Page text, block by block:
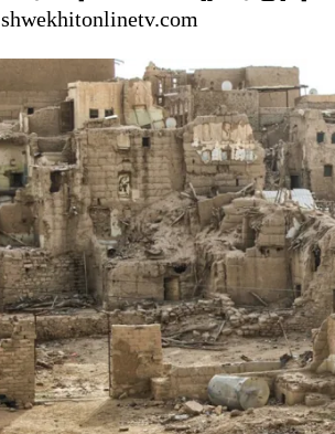
shwekhitonlinetv.com